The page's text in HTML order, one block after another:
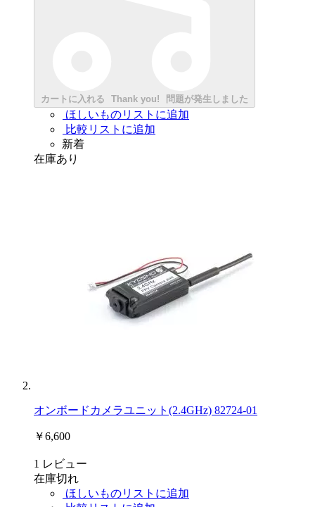
カートに入れる Thank you! 問題が発生しました
ほしいものリストに追加
比較リストに追加
新着
在庫あり
オンボードカメラユニット(2.4GHz) 82724-01
￥6,600
1 レビュー
在庫切れ
ほしいものリストに追加